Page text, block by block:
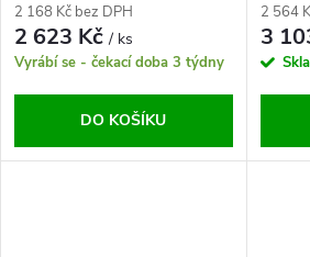
2 168 Kč bez DPH
2 623 Kč/ ks
Vyrábí se - čekací doba 3 týdny
DO KOŠÍKU
2 564
3